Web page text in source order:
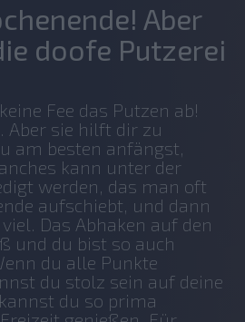
Aber
doofe Putzerei
Fee das Putzen ab!
Aber sie hilft dir zu
am besten anfängst,
kann unter der
werden, das man oft
aufschiebt, und dann
Das Abhaken auf den
und du bist so auch
du alle Punkte
du stolz sein auf deine
du so prima